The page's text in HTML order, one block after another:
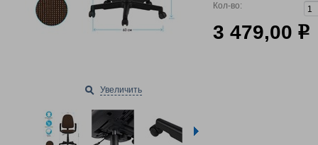
Увеличить
Кол-во:
3 479,00 р